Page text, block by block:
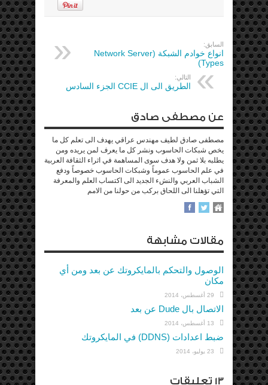
السابق:
انواع خوادم الشبكة (Network Server
Types)
التالي:
الطريق الى ال CCIE الجزء السادس
عن مصطفى صادق
مصطفى صادق لطيف مهندس عراقي يهدف الى تعلم كل ما
يخص شبكات الحاسوب ونشر كل ما يعرف لمن يريده ومن
يطلبه بلا ثمن ولا هدف سوى المساهمة في اثراء الثقافة العربية
في علم الحاسوب عموماً وشبكات الحاسوب خصوصاً ودفع
الشباب العربي والنشء الجديد الى اكتساب العلم والمعرفة
التي تؤهلنا الى اللحاق بركب من حولنا من الامم
مقالات مشابهة
الوصول والتحكم بالمايكروتك عن بعد ومن أي
مكان
29 أغسطس، 2014
الاتصال بال Dude عن بعد
13 أغسطس، 2014
ضبط اعدادات (DDNS) في المايكروتك
23 يوليو، 2014
13 تعليقات